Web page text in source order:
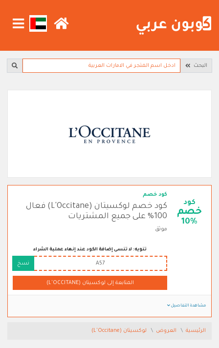
البحث
كود
خصم
10%
كود خصم
كود خصم لوكسيتان (L'Occitane) فعال
100% على جميع المشتريات
موثق
تنويه: لا تنسى إضافة الكود عند إنهاء عملية الشراء
A57 نسخ
المتابعة إلى لوكسيتان (L'OCCITANE)
مشاهدة التفاصيل
الرئيسية العروض لوكسيتان (L'Occitane)